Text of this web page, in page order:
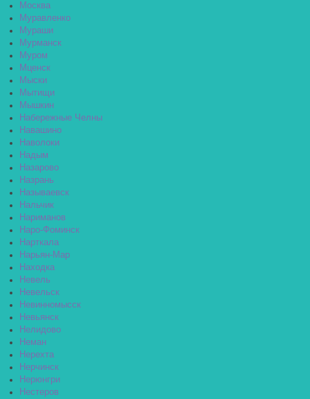
Москва
Муравленко
Мураши
Мурманск
Муром
Мценск
Мыски
Мытищи
Мышкин
Набережные Челны
Навашино
Наволоки
Надым
Назарово
Назрань
Называевск
Нальчик
Нариманов
Наро-Фоминск
Нарткала
Нарьян-Мар
Находка
Невель
Невельск
Невинномысск
Невьянск
Нелидово
Неман
Нерехта
Нерчинск
Нерюнгри
Нестеров